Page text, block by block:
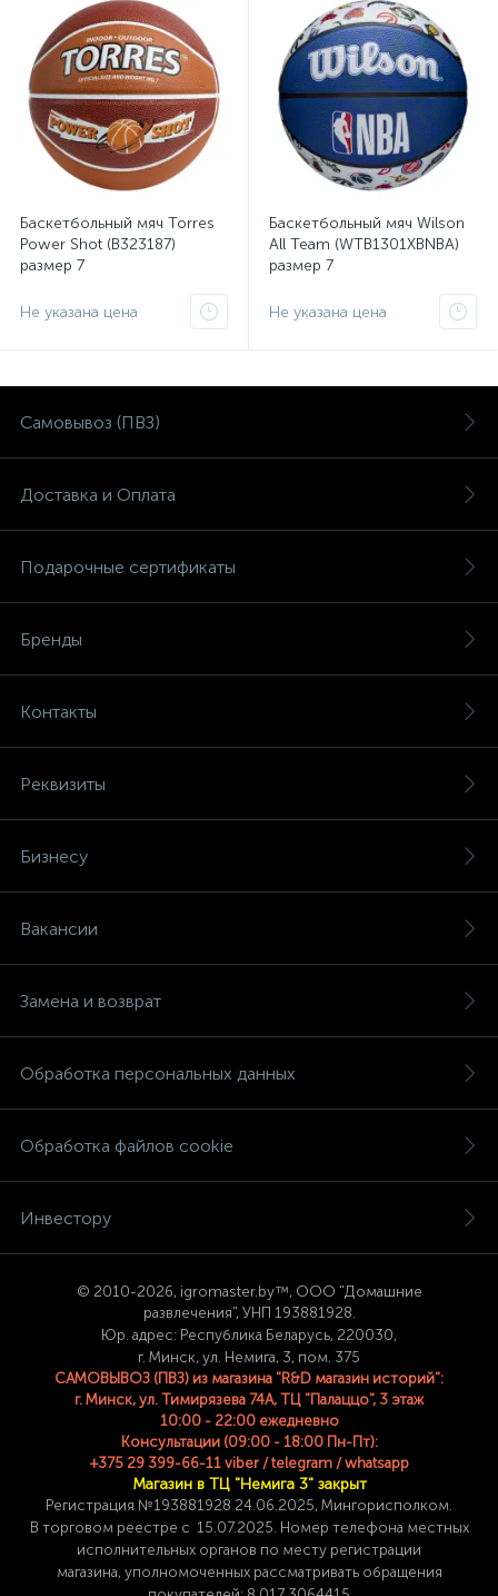
Баскетбольный мяч Torres
Power Shot (B323187)
размер 7
Не указана цена
Баскетбольный мяч Wilson
All Team (WTB1301XBNBA)
размер 7
Не указана цена
Самовывоз (ПВЗ)
Доставка и Оплата
Подарочные сертификаты
Бренды
Контакты
Реквизиты
Бизнесу
Вакансии
Замена и возврат
Обработка персональных данных
Обработка файлов cookie
Инвестору
© 2010-2026, igromaster.by™, ООО "Домашние
развлечения", УНП 193881928.
Юр. адрес: Республика Беларусь, 220030,
г. Минск, ул. Немига, 3, пом. 375
САМОВЫВОЗ (ПВЗ) из магазина "R&D магазин историй":
г. Минск, ул. Тимирязева 74A, ТЦ "Палаццо", 3 этаж
10:00 - 22:00 ежедневно
Консультации (09:00 - 18:00 Пн-Пт):
+375 29 399-66-11 viber / telegram / whatsapp
Магазин в ТЦ "Немига 3" закрыт
Регистрация №193881928 24 .06.2025, Мингорисполком.
В торговом реестре с 15.07.2025. Номер телефона местных
исполнительных органов по месту регистрации
магазина,уполномоченных рассматривать обращения